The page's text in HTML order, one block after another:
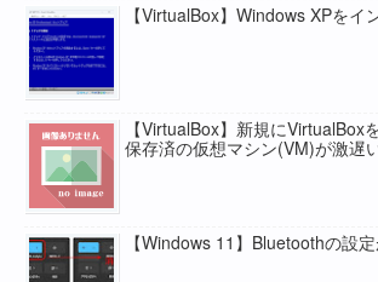
【VirtualBox】Windows XPをイ
【VirtualBox】新規にVirtualBox
保存済の仮想マシン(VM)が激遅
【Windows 11】Bluetoothの設